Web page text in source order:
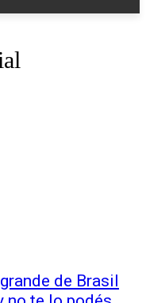
de Brasil